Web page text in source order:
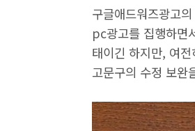
구글애드워즈광고
pc광고를 집행하면
태이긴 하지만, 여
고문구의 수정 보완